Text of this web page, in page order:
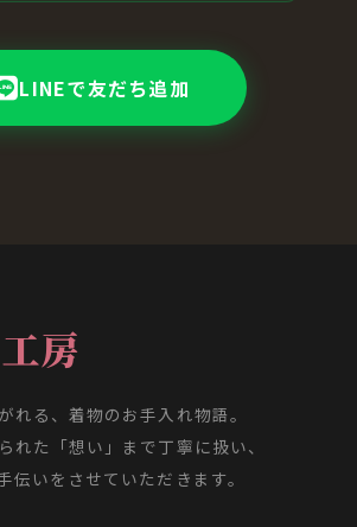
LINEで友だち追加
房
れる、着物のお手入れ物語。
れた「想い」まで丁寧に扱い、
伝いをさせていただきます。